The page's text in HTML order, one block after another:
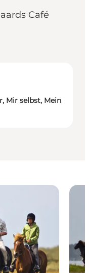
Café
Mir selbst, Mein